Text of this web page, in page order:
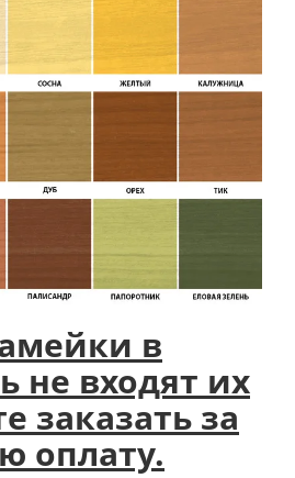
в
не входят их
заказать за
оплату.